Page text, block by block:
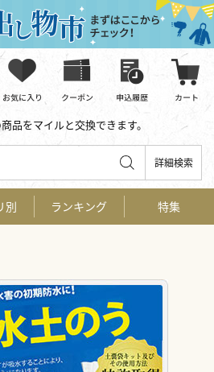
品をマイルと交換できます。
詳細検索
別 ランキング 特集